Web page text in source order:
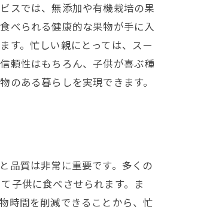
スでは、無添加や有機栽培の果
べられる健康的な果物が手に入
す。忙しい親にとっては、スー
頼性はもちろん、子供が喜ぶ種
ある暮らしを実現できます。
品質は非常に重要です。多くの
子供に食べさせられます。ま
時間を削減できることから、忙